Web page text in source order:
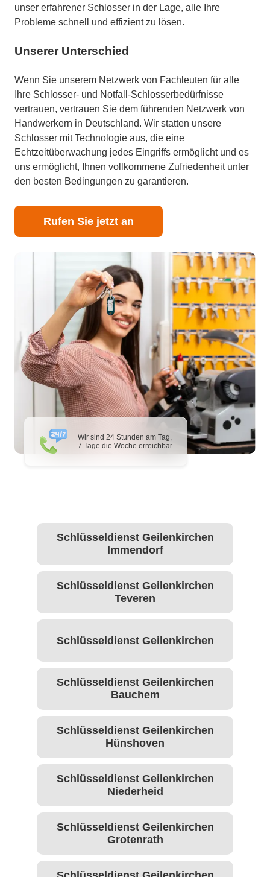
Wir sind 24 Stunden am Tag,
7 Tage die Woche erreichbar
unser erfahrener Schlosser in der Lage, alle Ihre
Probleme schnell und effizient zu lösen.
Unserer Unterschied
Wenn Sie unserem Netzwerk von Fachleuten für alle
Ihre Schlosser- und Notfall-Schlosserbedürfnisse
vertrauen, vertrauen Sie dem führenden Netzwerk von
Handwerkern in Deutschland. Wir statten unsere
Schlosser mit Technologie aus, die eine
Echtzeitüberwachung jedes Eingriffs ermöglicht und es
uns ermöglicht, Ihnen vollkommene Zufriedenheit unter
den besten Bedingungen zu garantieren.
Rufen Sie jetzt an
Schlüsseldienst Geilenkirchen
Immendorf
Schlüsseldienst Geilenkirchen
Teveren
Schlüsseldienst Geilenkirchen
Schlüsseldienst Geilenkirchen
Bauchem
Schlüsseldienst Geilenkirchen
Hünshoven
Schlüsseldienst Geilenkirchen
Niederheid
Schlüsseldienst Geilenkirchen
Grotenrath